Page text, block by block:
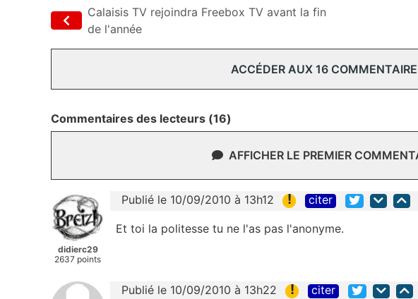
Calaisis TV rejoindra Freebox TV avant la fin
de l'année
ACCÉDER AUX 16
Commentaires des lecteurs (16)
AFFICHER LE PREMIER
didierc29
2637 points
Publié le 10/09/2010 à 13h12 ! citer
Et toi la politesse tu ne l'as pas l'anonyme.
Publié le 10/09/2010 à 13h22 ! citer